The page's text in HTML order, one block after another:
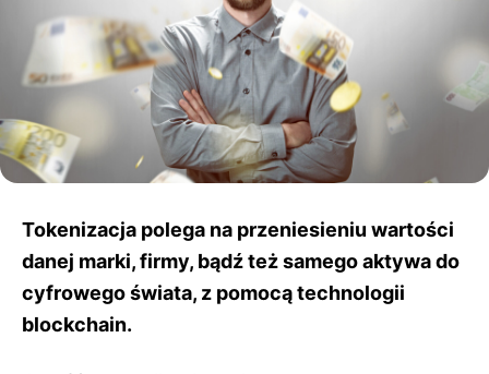
Tokenizacja polega na przeniesieniu wartości
danej marki, firmy, bądź też samego aktywa do
cyfrowego świata, z pomocą technologii
blockchain.